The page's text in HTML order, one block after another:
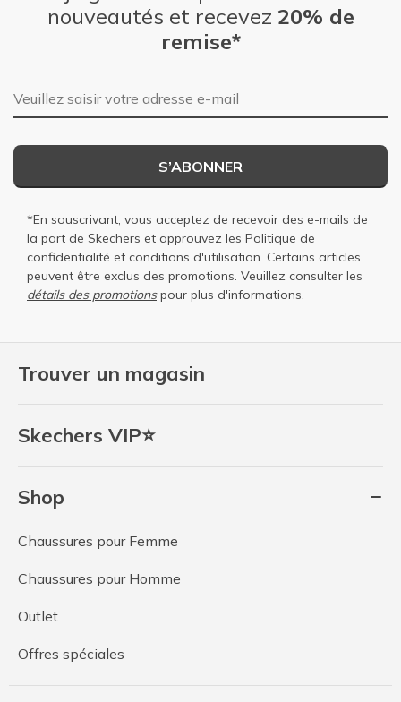
Trouver un magasin
Skechers VIP⭐
Shop
Chaussures pour Femme
Chaussures pour Homme
Outlet
Offres spéciales
nouveautés et recevez 20% de
remise*
Adresse e-mail
S’ABONNER
*En souscrivant, vous acceptez de recevoir des e-mails de
la part de Skechers et approuvez les Politique de
confidentialité et conditions d'utilisation. Certains articles
peuvent être exclus des promotions. Veuillez consulter les
détails des promotionspour plus d'informations.